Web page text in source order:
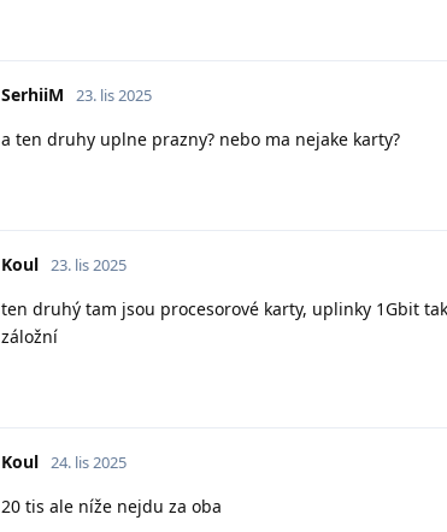
SerhiiM 23. lis 2025
a ten druhy uplne prazny? nebo ma nejake karty?
Koul 23. lis 2025
ten druhý tam jsou procesorové karty, uplinky 1Gbit
záložní
Koul 24. lis 2025
20 tis ale níže nejdu za oba